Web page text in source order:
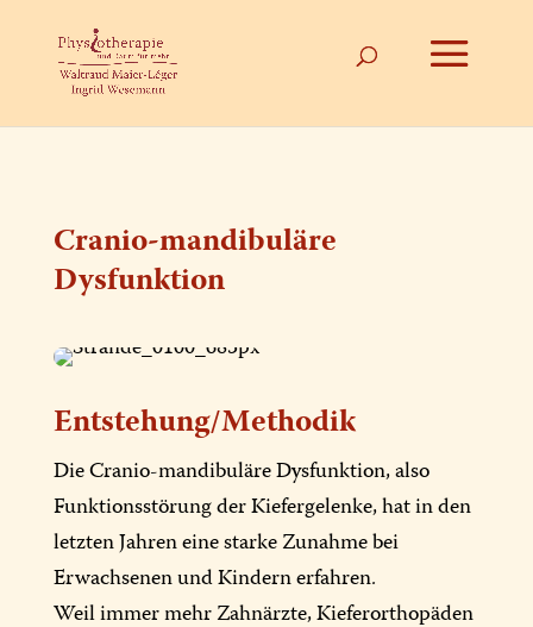
Cranio-mandibuläre
Dysfunktion
Entstehung/Methodik
Die Cranio-mandibuläre Dysfunktion, also
Funktionsstörung der Kiefergelenke, hat in den
letzten Jahren eine starke Zunahme bei
Erwachsenen und Kindern erfahren.
Weil immer mehr Zahnärzte, Kieferorthopäden